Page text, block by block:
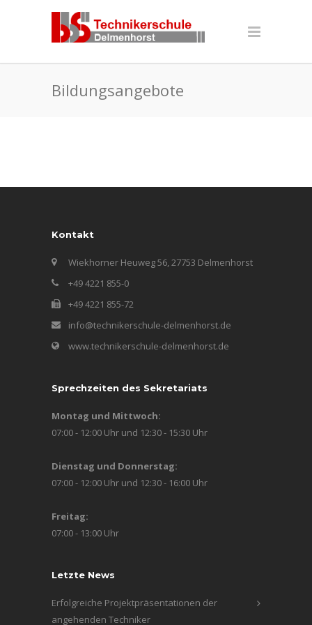
Bildungsangebote
Kontakt
Wiekhorner Heuweg 56, 27753 Delmenhorst
+49 4221 855-0
+49 4221 855-72
info@technikerschule-delmenhorst.de
www.technikerschule-delmenhorst.de
Sprechzeiten des Sekretariats
Montag und Mittwoch:
07:00 - 12:00 Uhr und 12:30 - 15:30 Uhr
Dienstag und Donnerstag:
07:00 - 12:00 Uhr und 12:30 - 16:00 Uhr
Freitag:
07:00 - 13:00 Uhr
Letzte News
Erfolgreiche Projektpräsentationen der
angehenden Techniker